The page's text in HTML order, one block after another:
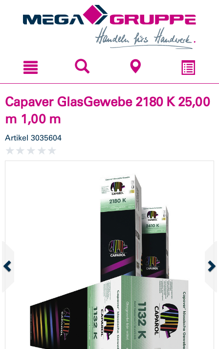
Capaver GlasGewebe 2180 K 25,00
m 1,00 m
Artikel 3035604